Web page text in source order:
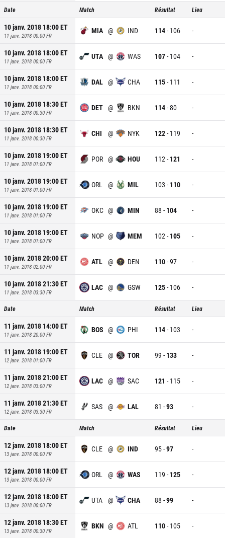
Date Match Résultat Lieu
10 janv. 2018 18:00ET
11 janv. 2018 00:00 FR
MIA @ IND 114- 106 -
10 janv. 2018 18:00ET
11 janv. 2018 00:00 FR
UTA @ WAS 107- 104 -
10 janv. 2018 18:00ET
11 janv. 2018 00:00 FR
DAL @ CHA 115- 111 -
10 janv. 2018 18:30ET
11 janv. 2018 00:30 FR
DET @ BKN 114-80 -
10 janv. 2018 18:30ET
11 janv. 2018 00:30 FR
CHI @ NYK 122- 119 -
10 janv. 2018 19:00ET
11 janv. 2018 01:00 FR
POR @ HOU 112- 121 -
10 janv. 2018 19:00ET
11 janv. 2018 01:00 FR
ORL @ MIL 103 - 110 -
10 janv. 2018 19:00ET
11 janv. 2018 01:00 FR
OKC @ MIN 88 - 104 -
10 janv. 2018 19:00ET
11 janv. 2018 01:00 FR
NOP @ MEM 102- 105 -
10 janv. 2018 20:00ET
11 janv. 2018 02:00 FR
ATL @ DEN 110-97 -
10 janv. 2018 21:30ET
11 janv. 2018 03:30 FR
LAC @ GSW 125- 106 -
Date Match Résultat Lieu
11 janv. 2018 14:00ET
11 janv. 2018 20:00 FR
BOS @ PHI 114- 103 -
11 janv. 2018 19:00ET
12 janv. 2018 01:00 FR
CLE @ TOR 99 - 133 -
11 janv. 2018 21:00ET
12 janv. 2018 03:00 FR
LAC @ SAC 121 - 115 -
11 janv. 2018 21:30ET
12 janv. 2018 03:30 FR
SAS @ LAL 81 -93 -
Date Match Résultat Lieu
12 janv. 2018 18:00ET
13 janv. 2018 00:00 FR
CLE @ IND 95-97 -
12 janv. 2018 18:00ET
13 janv. 2018 00:00 FR
ORL @ WAS 119 - 125 -
12 janv. 2018 18:00ET
13 janv. 2018 00:00 FR
UTA @ CHA 88 -99 -
12 janv. 2018 18:30ET
13 janv. 2018 00:30 FR
BKN @ ATL 110- 105 -